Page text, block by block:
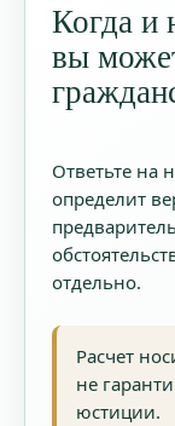
Когда и
вы
Ответьте на
определит
отдельно.
Расчет
не
юстиции.